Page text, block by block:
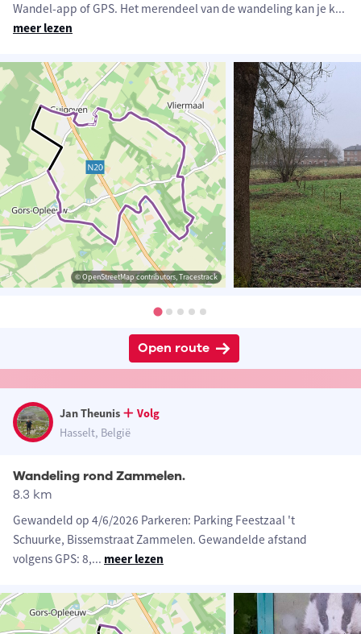
Wandel-app of GPS. Het merendeel van de wandeling kan je k...
meer lezen
© OpenStreetMap contributors, Tracestrack
Open route
Jan Theunis
Volg
Hasselt, België
Wandeling rond Zammelen.
8.3 km
Gewandeld op 4/6/2026 Parkeren: Parking Feestzaal 't
Schuurke, Bissemstraat Zammelen. Gewandelde afstand
volgens GPS: 8,... meer lezen